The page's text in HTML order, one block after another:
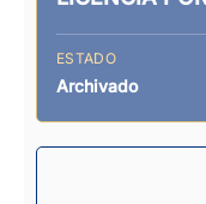
ESTADO
Archivado